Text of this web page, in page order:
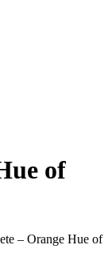
of
– Orange Hue of